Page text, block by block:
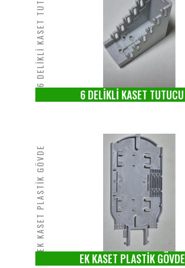
6 DELİKLİ KASET TUTUCU
6 DELİKLİ KASET TUTUCU
EK KASET PLASTİK GÖVDE
EK KASET PLASTİK GÖVDE